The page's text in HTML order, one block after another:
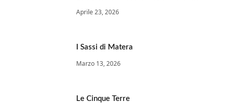
Aprile 23, 2026
I Sassi di Matera
Marzo 13, 2026
Le Cinque Terre